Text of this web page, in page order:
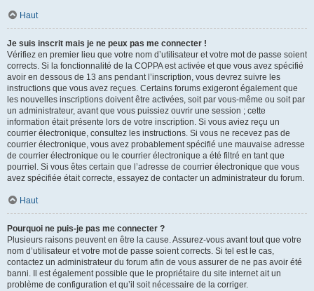
Haut
Je suis inscrit mais je ne peux pas me connecter !
Vérifiez en premier lieu que votre nom d’utilisateur et votre mot de passe soient
corrects. Si la fonctionnalité de la COPPA est activée et que vous avez spécifié
avoir en dessous de 13 ans pendant l’inscription, vous devrez suivre les
instructions que vous avez reçues. Certains forums exigeront également que
les nouvelles inscriptions doivent être activées, soit par vous-même ou soit par
un administrateur, avant que vous puissiez ouvrir une session ; cette
information était présente lors de votre inscription. Si vous aviez reçu un
courrier électronique, consultez les instructions. Si vous ne recevez pas de
courrier électronique, vous avez probablement spécifié une mauvaise adresse
de courrier électronique ou le courrier électronique a été filtré en tant que
pourriel. Si vous êtes certain que l’adresse de courrier électronique que vous
avez spécifiée était correcte, essayez de contacter un administrateur du forum.
Haut
Pourquoi ne puis-je pas me connecter ?
Plusieurs raisons peuvent en être la cause. Assurez-vous avant tout que votre
nom d’utilisateur et votre mot de passe soient corrects. Si tel est le cas,
contactez un administrateur du forum afin de vous assurer de ne pas avoir été
banni. Il est également possible que le propriétaire du site internet ait un
problème de configuration et qu’il soit nécessaire de la corriger.